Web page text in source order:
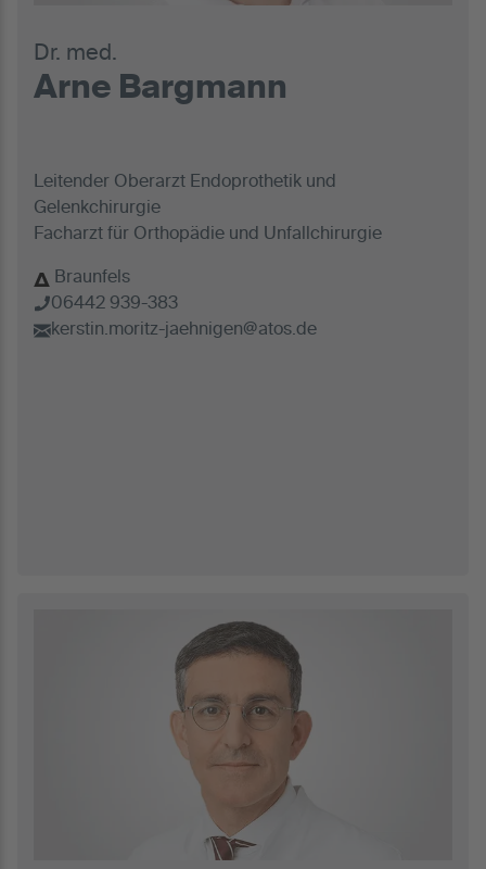
Dr. med.
Arne Bargmann
Leitender Oberarzt Endoprothetik und
Gelenkchirurgie
Facharzt für Orthopädie und Unfallchirurgie
Braunfels
06442 939-383
kerstin.moritz-jaehnigen@atos.de